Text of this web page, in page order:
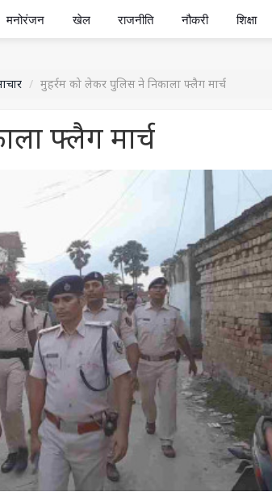
मनोरंजन खेल राजनीति नौकरी शिक्षा
मुहर्रम को लेकर पुलिस ने निकाला फ्लैग मार्च
फ्लैग मार्च